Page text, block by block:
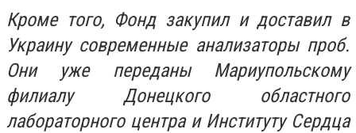
Кроме того, Фонд закупил и доставил в
Украину современные анализаторы проб.
Они уже переданы Мариупольскому
филиалу Донецкого областного
лабораторного центра и Институту Сердца